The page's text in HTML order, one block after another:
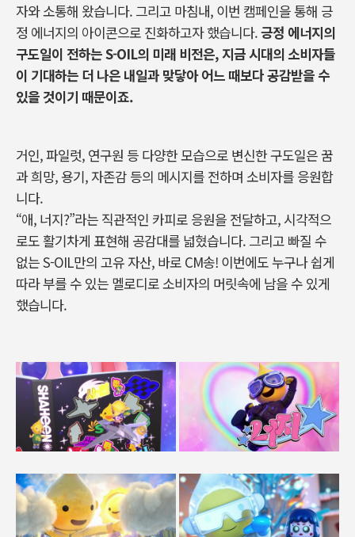
자와 소통해 왔습니다. 그리고 마침내, 이번 캠페인을 통해 긍
정 에너지의 아이콘으로 진화하고자 했습니다.긍정 에너지의
구도일이 전하는S-OIL의 미래 비전은, 지금 시대의 소비자들
이 기대하는 더 나은 내일과 맞닿아 어느 때보다 공감받을 수
있을 것이기 때문이죠.
거인,파일럿, 연구원 등 다양한 모습으로 변신한 구도일은 꿈
과 희망, 용기, 자존감 등의 메시지를 전하며 소비자를 응원합
니다.
“애, 너지?”라는 직관적인 카피로 응원을 전달하고, 시각적으
로도 활기차게 표현해 공감대를 넓혔습니다. 그리고 빠질 수
없는S-OIL만의 고유 자산, 바로 CM송! 이번에도 누구나 쉽게
따라 부를 수 있는 멜로디로 소비자의 머릿속에 남을 수 있게
했습니다.